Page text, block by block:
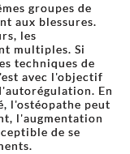
groupes de
aux blessures.
les
multiples. Si
techniques de
avec l'objectif
En
l'ostéopathe peut
l'augmentation
de se